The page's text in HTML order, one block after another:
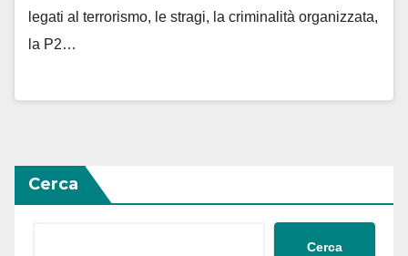
legati al terrorismo, le stragi, la criminalità organizzata,
la P2…
Cerca
Cerca